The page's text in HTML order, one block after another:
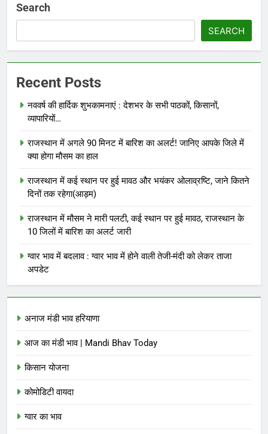
Search
SEARCH
Recent Posts
नववर्ष की हार्दिक शुभकामनाएं : देशभर के सभी पाठकों, किसानों,
व्यापारियों…
राजस्थान में अगले 90 मिनट में बारिश का अलर्ट! जानिए आपके जिले में
क्या होगा मौसम का हाल
राजस्थान में कई स्थान पर हुई मावठ और भयंकर ओलाव्रष्टि, जाने कितने
दिनों तक रहेगा(आड़म)
राजस्थान में मौसम ने मारी पलटी, कई स्थान पर हुई मावठ, राजस्थान के
10 जिलों में बारिश का अलर्ट जारी
ग्वार भाव में बदलाव : ग्वार भाव में होने वाली तेजी-मंदी को लेकर ताजा
अपडेट
अनाज मंडी भाव हरियाणा
आज का मंडी भाव | Mandi Bhav Today
किसान योजना
कोमोडिटी वायदा
ग्वार का भाव